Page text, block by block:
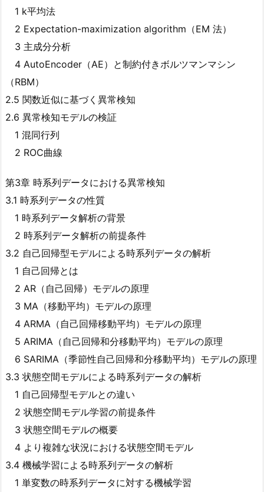
1 k平均法
2 Expectation-maximization algorithm（EM 法）
3 主成分分析
4 AutoEncoder（AE）と制約付きボルツマンマシン
（RBM）
2.5 関数近似に基づく異常検知
2.6 異常検知モデルの検証
1 混同行列
2 ROC曲線
第3章 時系列データにおける異常検知
3.1 時系列データの性質
1 時系列データ解析の背景
2 時系列データ解析の前提条件
3.2 自己回帰型モデルによる時系列データの解析
1 自己回帰とは
2 AR（自己回帰）モデルの原理
3 MA（移動平均）モデルの原理
4 ARMA（自己回帰移動平均）モデルの原理
5 ARIMA（自己回帰和分移動平均）モデルの原理
6 SARIMA（季節性自己回帰和分移動平均）モデルの原理
3.3 状態空間モデルによる時系列データの解析
1 自己回帰型モデルとの違い
2 状態空間モデル学習の前提条件
3 状態空間モデルの概要
4 より複雑な状況における状態空間モデル
3.4 機械学習による時系列データの解析
1 単変数の時系列データに対する機械学習